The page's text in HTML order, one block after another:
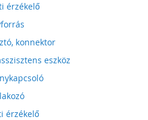
érzékelő
konnektor
eszköz
érzékelő